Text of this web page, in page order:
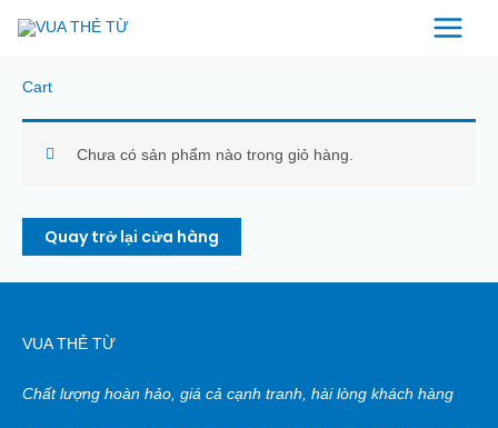
Nhảy
dung
Cart
Chưa có sản phẩm nào trong giỏ hàng.
Quay trở lại cửa hàng
VUA THẺ TỪ
Chất lượng hoàn hảo, giá cả cạnh tranh, hài lòng khách hàng